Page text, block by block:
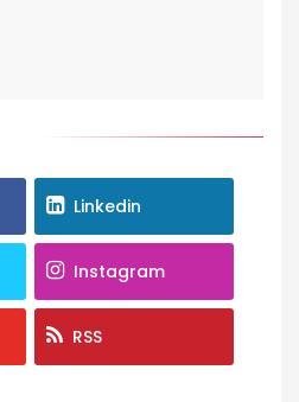
Linkedin
Instagram
RSS